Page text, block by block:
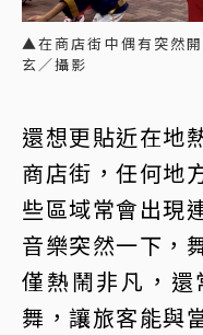
▲在商店街中偶有突然
玄／攝影
還想更貼近在地
商店街，任何地
些區域常會出現
音樂突然一下，
僅熱鬧非凡，
舞，讓旅客能與